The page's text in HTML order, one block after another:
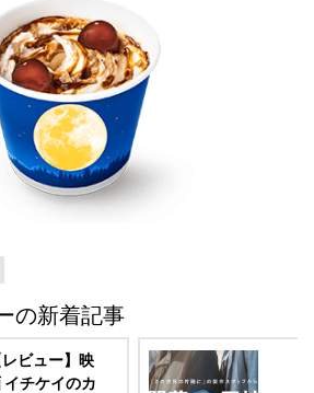
の新着記事
レビュー】映
イチケイのカ